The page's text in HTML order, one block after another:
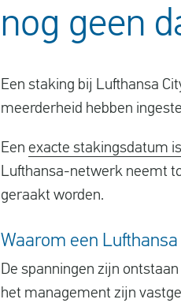
nog geen
Een staking bij Lufthansa
meerderheid hebben
Een exacte stakingsdatum
Lufthansa-netwerk neemt
geraakt worden.
Waarom een
De spanningen zijn
het management zijn